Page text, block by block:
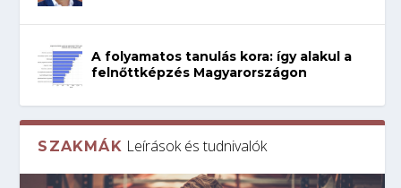
A folyamatos tanulás kora: így alakul a
felnőttképzés Magyarországon
SZAKMÁK Leírások és tudnivalók